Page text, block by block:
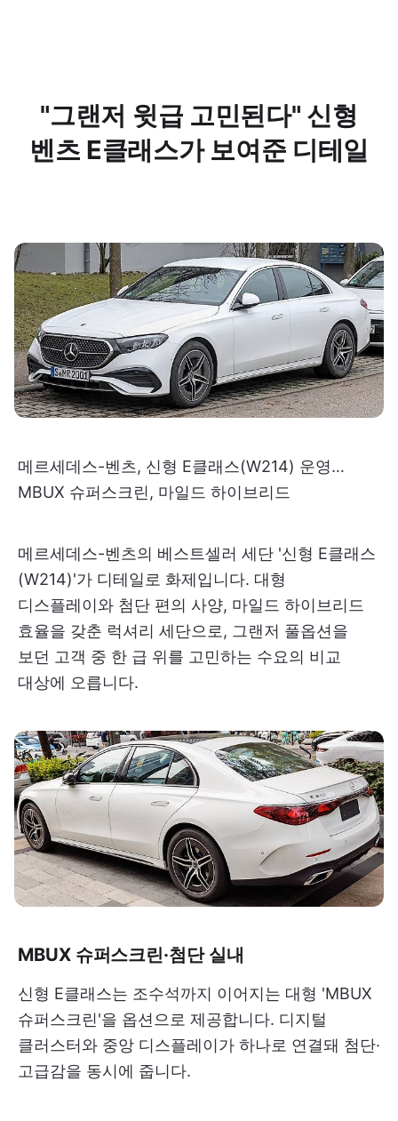
"그랜저 윗급 고민된다" 신형
벤츠 E클래스가 보여준 디테일
메르세데스-벤츠, 신형 E클래스(W214) 운영…
MBUX 슈퍼스크린, 마일드 하이브리드
메르세데스-벤츠의 베스트셀러 세단 '신형 E클래스
(W214)'가 디테일로 화제입니다. 대형
디스플레이와 첨단 편의 사양, 마일드 하이브리드
효율을 갖춘 럭셔리 세단으로, 그랜저 풀옵션을
보던 고객 중 한 급 위를 고민하는 수요의 비교
대상에 오릅니다.
MBUX 슈퍼스크린·첨단 실내
신형 E클래스는 조수석까지 이어지는 대형 'MBUX
슈퍼스크린'을 옵션으로 제공합니다. 디지털
클러스터와 중앙 디스플레이가 하나로 연결돼 첨단·
고급감을 동시에 줍니다.